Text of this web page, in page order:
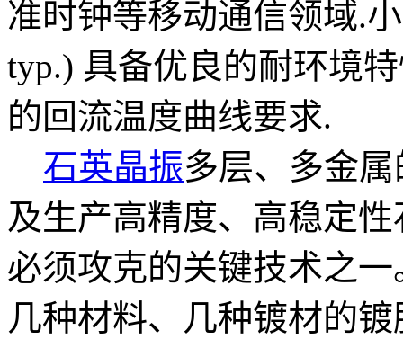
准时钟等移动通信领域.
typ.) 具备优良的耐环境
的回流温度曲线要求.
石英晶振多层、多金
及生产高精度、高稳定
必须攻克的关键技术之
几种材料、几种镀材的